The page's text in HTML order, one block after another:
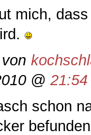
mich,
@ 21:54
schon